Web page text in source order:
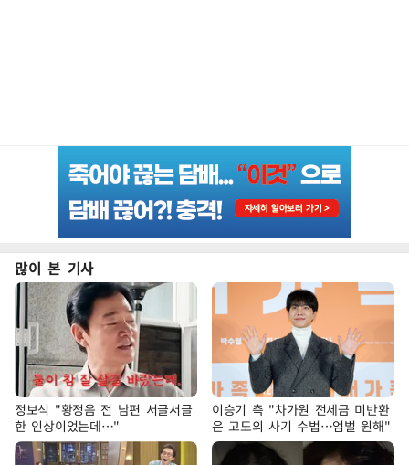
많이 본 기사
정보석 "황정음 전 남편 서글서글
한 인상이었는데…"
이승기 측 "차가원 전세금 미반환
은 고도의 사기 수법…엄벌 원해"